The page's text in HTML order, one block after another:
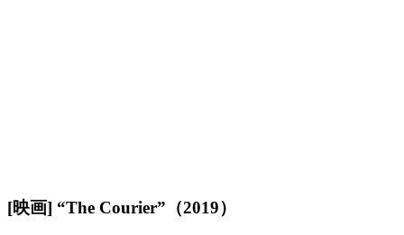
[映画] “The Courier”（2019）